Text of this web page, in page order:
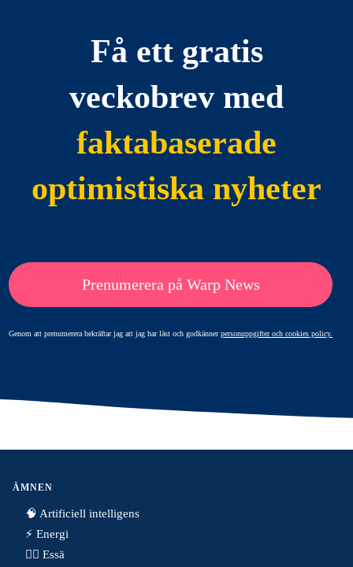
Få ett gratis
veckobrev med
faktabaserade
optimistiska nyheter
Prenumerera på Warp News
Genom att prenumerera bekräftar jag att jag har läst och godkännerpersonuppgifter och cookies policy.
ÄMNEN
🧠 Artificiell intelligens
⚡️ Energi
✍🏼 Essä